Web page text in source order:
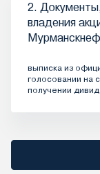
2.
владения
выписка из
голосовании на
получении